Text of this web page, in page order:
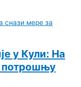
у Кули: На
потрошњу